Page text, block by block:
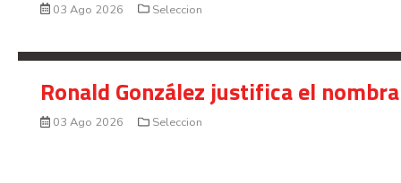
03 Ago 2026 Seleccion
Ronald González justifica el
03 Ago 2026 Seleccion